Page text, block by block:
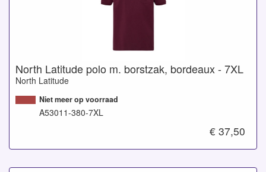
North Latitude polo m. borstzak, bordeaux - 7XL
North Latitude
Niet meer op voorraad
A53011-380-7XL
€ 37,50